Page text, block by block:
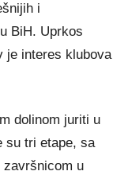
i
BiH. Uprkos
je interes klubova
dolinom juriti u
su tri etape, sa
završnicom u